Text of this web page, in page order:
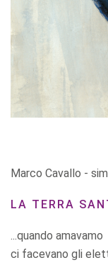
Marco Cavallo -
LA TERRA
...quando amavamo
ci facevano gli